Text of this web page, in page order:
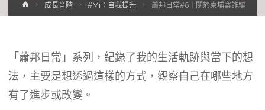
成長音階 #Mi：自我提升 蕭邦日常#6｜關於柬埔寨詐騙
「蕭邦日常」系列，紀錄了我的生活軌跡與當下的想
法，主要是想透過這樣的方式，觀察自己在哪些地方
有了進步或改變。